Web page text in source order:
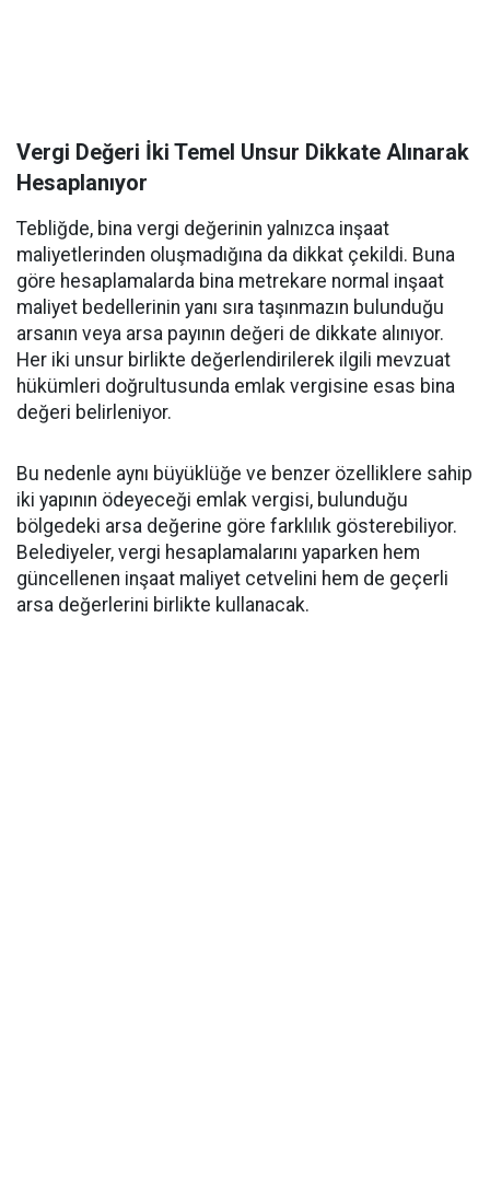
Vergi Değeri İki Temel Unsur Dikkate Alınarak
Hesaplanıyor
Tebliğde, bina vergi değerinin yalnızca inşaat
maliyetlerinden oluşmadığına da dikkat çekildi. Buna
göre hesaplamalarda bina metrekare normal inşaat
maliyet bedellerinin yanı sıra taşınmazın bulunduğu
arsanın veya arsa payının değeri de dikkate alınıyor.
Her iki unsur birlikte değerlendirilerek ilgili mevzuat
hükümleri doğrultusunda emlak vergisine esas bina
değeri belirleniyor.
Bu nedenle aynı büyüklüğe ve benzer özelliklere sahip
iki yapının ödeyeceği emlak vergisi, bulunduğu
bölgedeki arsa değerine göre farklılık gösterebiliyor.
Belediyeler, vergi hesaplamalarını yaparken hem
güncellenen inşaat maliyet cetvelini hem de geçerli
arsa değerlerini birlikte kullanacak.